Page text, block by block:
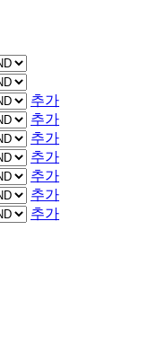
추가
추가
추가
추가
추가
추가
추가